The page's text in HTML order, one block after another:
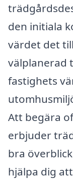
den initiala
värdet det
välplanerad
fastighets
Att begära
erbjuder
bra
hjälpa dig